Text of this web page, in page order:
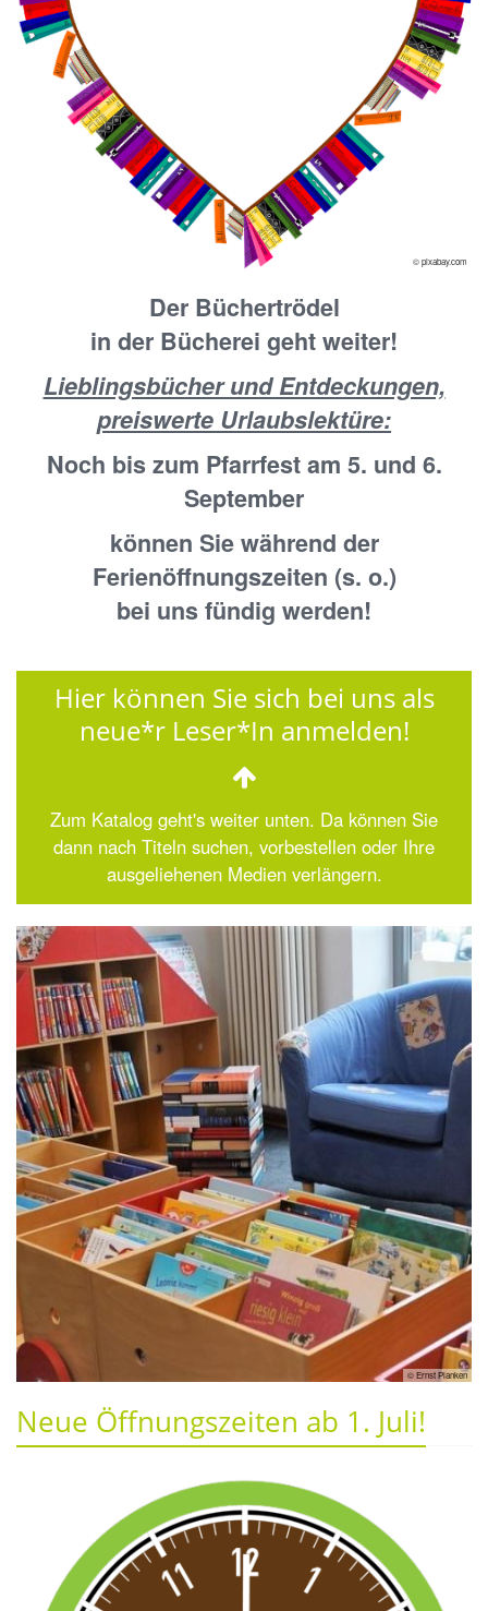
© pixabay.com
Der Büchertrödel
in der Bücherei geht weiter!
Lieblingsbücher und Entdeckungen,
preiswerte Urlaubslektüre:
Noch bis zum Pfarrfest am 5. und 6.
September
können Sie während der
Ferienöffnungszeiten (s. o.)
bei uns fündig werden!
Hier können Sie sich bei uns als
neue*r Leser*In anmelden!
Zum Katalog geht's weiter unten. Da können Sie
dann nach Titeln suchen, vorbestellen oder Ihre
ausgeliehenen Medien verlängern.
© Ernst Planken
Neue Öffnungszeiten ab 1. Juli!